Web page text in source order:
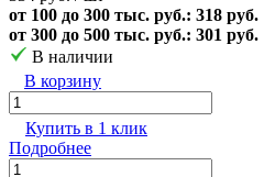
от 100 до 300 тыс. руб.: 318 руб.
от 300 до 500 тыс. руб.: 301 руб.
В наличии
В корзину
Купить в 1 клик
Подробнее